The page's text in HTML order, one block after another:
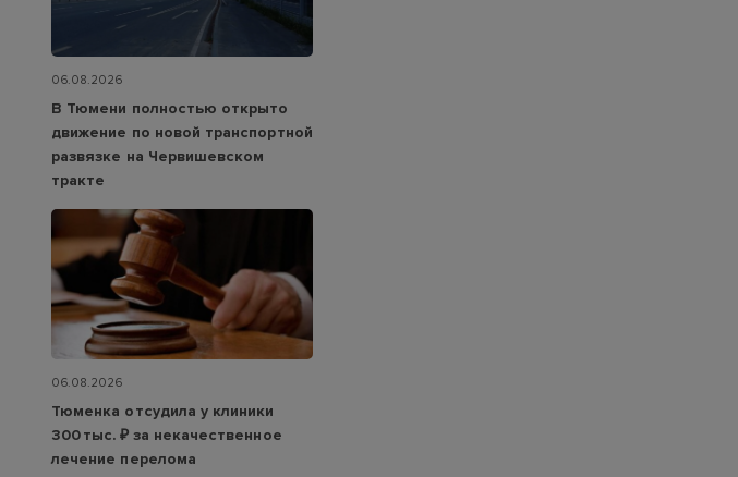
06.08.2026
В Тюмени полностью открыто
движение по новой транспортной
развязке на Червишевском
тракте
06.08.2026
Тюменка отсудила у клиники
300 тыс. ₽ за некачественное
лечение перелома